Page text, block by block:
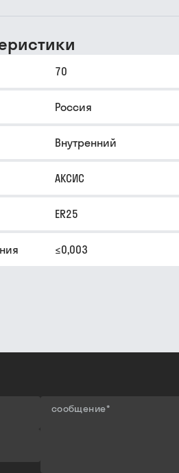
70
Россия
Внутренний
АКСИС
ER25
≤0,003
сообщение*